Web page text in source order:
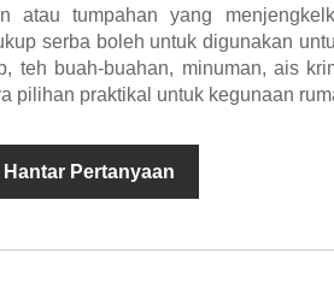
atau tumpahan yang
serba boleh untuk digunakan
teh buah-buahan, minuman, ais
pilihan praktikal untuk kegunaan
Hantar Pertanyaan